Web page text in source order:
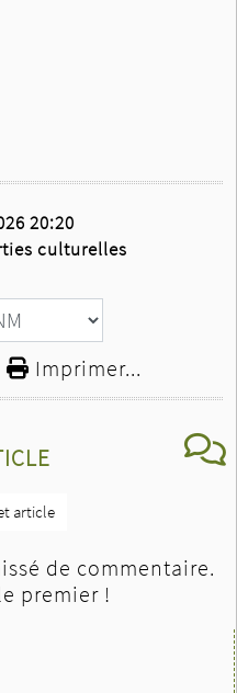
20:20
culturelles
Imprimer...
article
de commentaire.
premier !